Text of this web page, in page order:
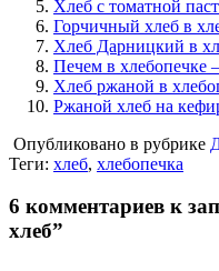
Хлеб с томатной
Горчичный хлеб в
Хлеб Дарницкий в
Печем в хлебопечке
Хлеб ржаной в
Ржаной хлеб на
Опубликовано в рубрике
Теги: хлеб, хлебопечка
6 комментариев к
хлеб”